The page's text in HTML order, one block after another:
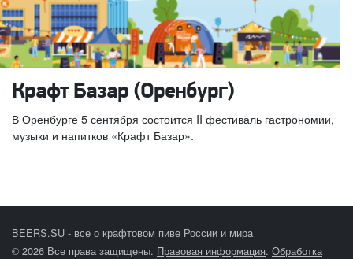
Крафт Базар (Оренбург)
В Оренбурге 5 сентября состоится II фестиваль гастрономии,
музыки и напитков «Крафт Базар».
BEERS.SU - все о крафтовом пиве России и мира
© 2026 Все права защищены. Правовая информация. Обработка